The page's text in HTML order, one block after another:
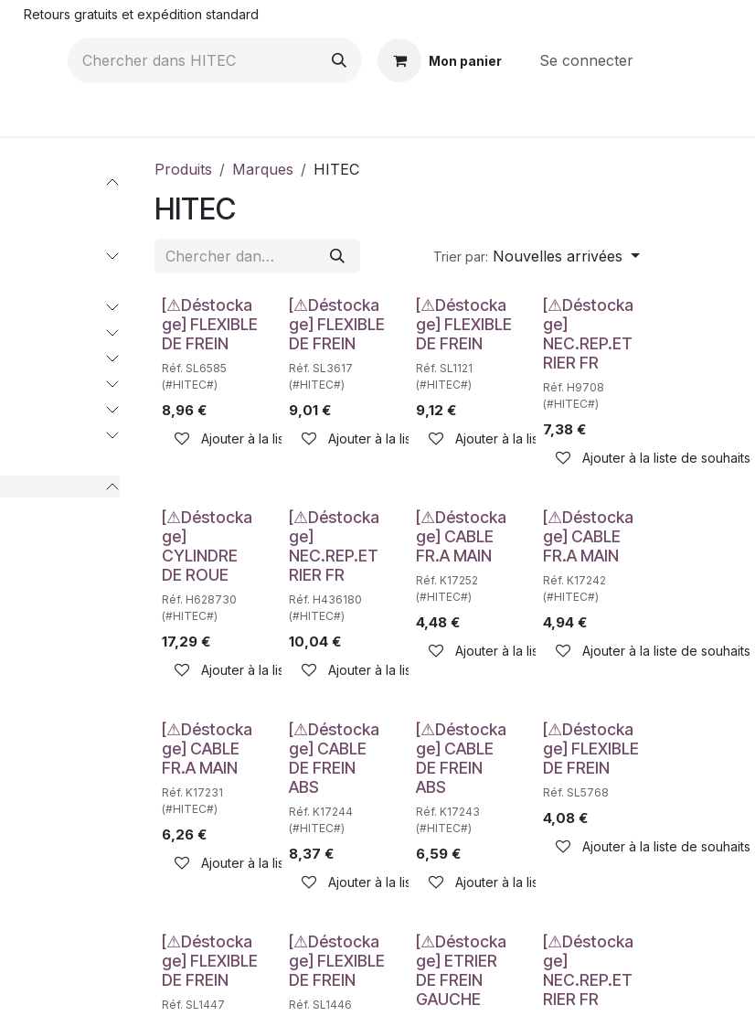
Retours gratuits et expédition standard
Mon panier Se connecter
Produits Marques HITEC
HITEC
Trier par: Nouvelles arrivées
Déstockage
[⚠Déstocka
ge] FLEXIBLE
DE FREIN
Réf. SL6585
(#HITEC#)
8,96 €
Ajouter à la liste de souhaits
Déstockage
[⚠Déstocka
ge] FLEXIBLE
DE FREIN
Réf. SL3617
(#HITEC#)
9,01€
Ajouter à la liste de souhaits
Déstockage
[⚠Déstocka
ge] FLEXIBLE
DE FREIN
Réf. SL1121
(#HITEC#)
9,12 €
Ajouter à la liste de souhaits
Déstockage
[⚠Déstocka
ge]
NEC.REP.ET
RIER FR
Réf. H9708
(#HITEC#)
7,38€
Ajouter à la liste de souhaits
Déstockage
[⚠Déstocka
ge]
CYLINDRE
DE ROUE
Réf. H628730
(#HITEC#)
17,29 €
Ajouter à la liste de souhaits
Déstockage
[⚠Déstocka
ge]
NEC.REP.ET
RIER FR
Réf. H436180
(#HITEC#)
10,04€
Ajouter à la liste de souhaits
Déstockage
[⚠Déstocka
ge] CABLE
FR.A MAIN
Réf. K17252
(#HITEC#)
4,48€
Ajouter à la liste de souhaits
Déstockage
[⚠Déstocka
ge] CABLE
FR.A MAIN
Réf. K17242
(#HITEC#)
4,94€
Ajouter à la liste de souhaits
Déstockage
[⚠Déstocka
ge] CABLE
FR.A MAIN
Réf. K17231
(#HITEC#)
6,26 €
Ajouter à la liste de souhaits
Déstockage
[⚠Déstocka
ge] CABLE
DE FREIN
ABS
Réf. K17244
(#HITEC#)
8,37 €
Ajouter à la liste de souhaits
Déstockage
[⚠Déstocka
ge] CABLE
DE FREIN
ABS
Réf. K17243
(#HITEC#)
6,59€
Ajouter à la liste de souhaits
Déstockage
[⚠Déstocka
ge] FLEXIBLE
DE FREIN
Réf. SL5768
4,08€
Ajouter à la liste de souhaits
Déstockage
[⚠Déstocka
ge] FLEXIBLE
DE FREIN
Réf. SL1447
Déstockage
[⚠Déstocka
ge] FLEXIBLE
DE FREIN
Réf. SL1446
Déstockage
[⚠Déstocka
ge] ETRIER
DE FREIN
GAUCHE
Déstockage
[⚠Déstocka
ge]
NEC.REP.ET
RIER FR